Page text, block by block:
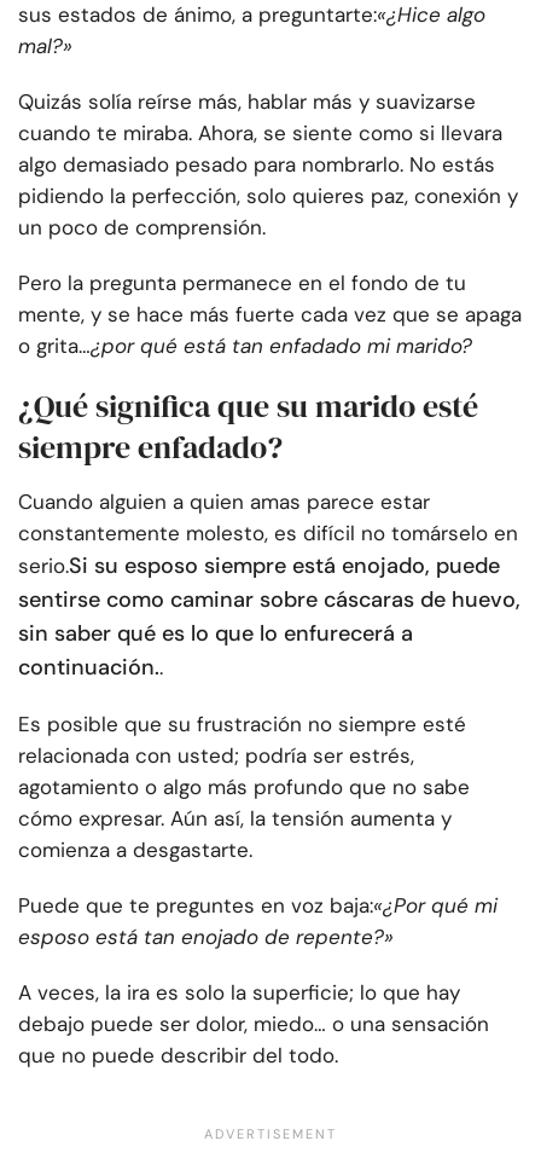
sus estados de ánimo, a preguntarte:«¿Hice algo
mal?»
Quizás solía reírse más, hablar más y suavizarse
cuando te miraba. Ahora, se siente como si llevara
algo demasiado pesado para nombrarlo. No estás
pidiendo la perfección, solo quieres paz, conexión y
un poco de comprensión.
Pero la pregunta permanece en el fondo de tu
mente, y se hace más fuerte cada vez que se apaga
o grita…¿por qué está tan enfadado mi marido?
¿Qué significa que su marido esté
siempre enfadado?
Cuando alguien a quien amas parece estar
constantemente molesto, es difícil no tomárselo en
serio.Si su esposo siempre está enojado, puede
sentirse como caminar sobre cáscaras de huevo,
sin saber qué es lo que lo enfurecerá a
continuación..
Es posible que su frustración no siempre esté
relacionada con usted; podría ser estrés,
agotamiento o algo más profundo que no sabe
cómo expresar. Aún así, la tensión aumenta y
comienza a desgastarte.
Puede que te preguntes en voz baja:«¿Por qué mi
esposo está tan enojado de repente?»
A veces, la ira es solo la superficie; lo que hay
debajo puede ser dolor, miedo… o una sensación
que no puede describir del todo.